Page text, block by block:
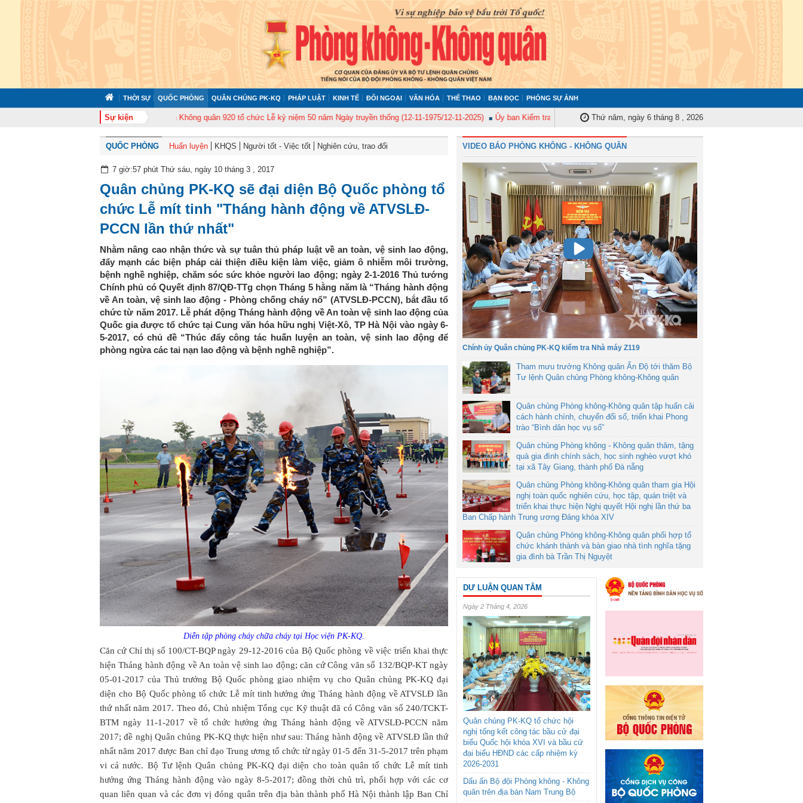
THỜI SỰ QUỐC PHÒNG QUÂN CHỦNG PK-KQ PHÁP LUẬT KINH TẾ ĐỐI NGOẠI VĂN HÓA THỂ THAO BẠN ĐỌC PHÓNG SỰ ẢNH
Sự kiện
Trung đoàn Không quân 920 tổ chức Lễ kỷ niệm 50 năm Ngày truyền thống (12-11-1975/12-11-2025) Ủy ban Kiểm tra Quân ủy Trung ương tập huấn nghiệp vụ công tác kiểm tra, giám sát năm
Thứ năm, ngày 6 tháng 8 , 2026
QUỐC PHÒNG Huấn luyện KHQS Người tốt - Việc tốt Nghiên cứu, trao đổi
7 giờ:57 phút Thứ sáu, ngày 10 tháng 3 , 2017
Quân chủng PK-KQ sẽ đại diện Bộ Quốc phòng tổ
chức Lễ mít tinh "Tháng hành động về ATVSLĐ-
PCCN lần thứ nhất"
Nhằm nâng cao nhận thức và sự tuân thủ pháp luật về an toàn, vệ sinh lao động,
đẩy mạnh các biện pháp cải thiện điều kiện làm việc, giảm ô nhiễm môi trường,
bệnh nghề nghiệp, chăm sóc sức khỏe người lao động; ngày 2-1-2016 Thủ tướng
Chính phủ có Quyết định 87/QĐ-TTg chọn Tháng 5 hằng năm là “Tháng hành động
về An toàn, vệ sinh lao động - Phòng chống cháy nổ” (ATVSLĐ-PCCN), bắt đầu tổ
chức từ năm 2017. Lễ phát động Tháng hành động về An toàn vệ sinh lao động của
Quốc gia được tổ chức tại Cung văn hóa hữu nghị Việt-Xô, TP Hà Nội vào ngày 6-
5-2017, có chủ đề “Thúc đẩy công tác huấn luyện an toàn, vệ sinh lao động để
phòng ngừa các tai nạn lao động và bệnh nghề nghiệp”.
Diễn tập phòng cháy chữa cháy tại Học viện PK-KQ.
Căn cứ Chỉ thị số 100/CT-BQP ngày 29-12-2016 của Bộ Quốc phòng về việc triển khai thực
hiện Tháng hành động về An toàn vệ sinh lao động; căn cứ Công văn số 132/BQP-KT ngày
05-01-2017 của Thủ trưởng Bộ Quốc phòng giao nhiệm vụ cho Quân chủng PK-KQ đại
diện cho Bộ Quốc phòng tổ chức Lễ mít tinh hưởng ứng Tháng hành động về ATVSLĐ lần
thứ nhất năm 2017. Theo đó, Chủ nhiệm Tổng cục Kỹ thuật đã có Công văn số 240/TCKT-
BTM ngày 11-1-2017 về tổ chức hưởngứng Tháng hành động về ATVSLĐ-PCCN năm
2017; đề nghị Quân chủng PK-KQ thực hiện như sau: Tháng hành động về ATVSLĐ lần thứ
nhất năm 2017 được Ban chỉ đạo Trung ương tổ chức từ ngày 01-5 đến 31-5-2017 trên phạm
vi cả nước. Bộ Tư lệnh Quân chủng PK-KQ đại diện cho toàn quân tổ chức Lễ mít tinh
hưởng ứng Tháng hành động vào ngày 8-5-2017; đồng thời chủ trì, phối hợp với các cơ
quan liên quan và các đơn vị đóng quân trên địa bàn thành phố Hà Nội thành lập Ban Chỉ
VIDEO BÁO PHÒNG KHÔNG - KHÔNG QUÂN
Chính ủy Quân chủng PK-KQ kiểm tra Nhà máy Z119
Tham mưu trưởng Không quân Ấn Độ tới thăm Bộ
Tư lệnh Quân chủng Phòng không-Không quân
Quân chủng Phòng không-Không quân tập huấn cải
cách hành chính, chuyển đổi số, triển khai Phong
trào “Bình dân học vụ số”
Quân chủng Phòng không - Không quân thăm, tặng
quà gia đình chính sách, học sinh nghèo vượt khó
tại xã Tây Giang, thành phố Đà nẵng
Quân chủng Phòng không-Không quân tham gia Hội
nghị toàn quốc nghiên cứu, học tập, quán triệt và
triển khai thực hiện Nghị quyết Hội nghị lần thứ ba
Ban Chấp hành Trung ương Đảng khóa XIV
Quân chủng Phòng không-Không quân phối hợp tổ
chức khánh thành và bàn giao nhà tình nghĩa tặng
gia đình bà Trần Thị Nguyệt
DƯ LUẬN QUAN TÂM
Ngày 2 Tháng 4, 2026
Quân chủng PK-KQ tổ chức hội
nghị tổng kết công tác bầu cử đại
biểu Quốc hội khóa XVI và bầu cử
đại biểu HĐND các cấp nhiệm kỳ
2026-2031
Dấu ấn Bộ đội Phòng không - Không
quân trên địa bàn Nam Trung Bộ